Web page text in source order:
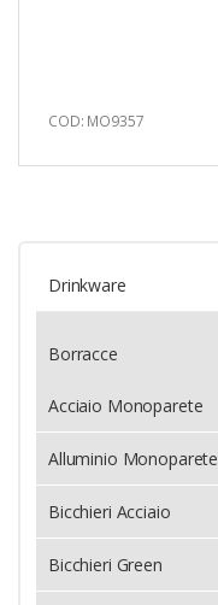
COD: MO9357
Drinkware
Borracce
Acciaio Monoparete
Alluminio Monoparete
Bicchieri Acciaio
Bicchieri Green